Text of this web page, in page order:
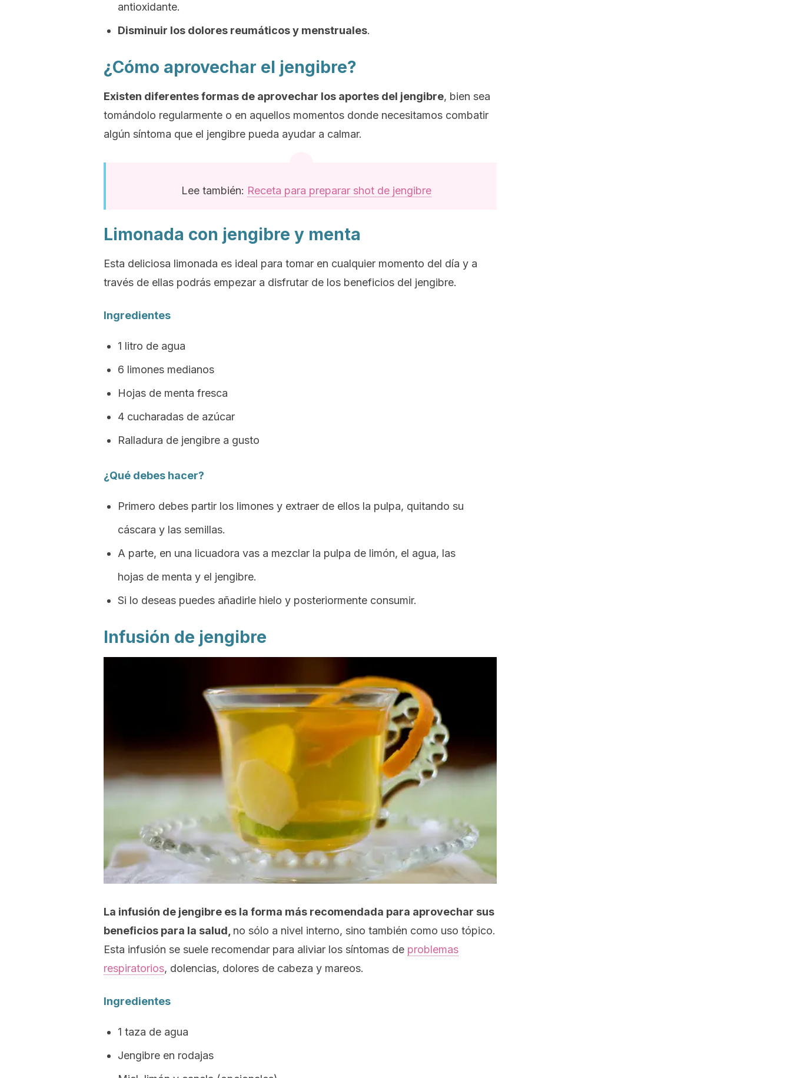
antioxidante.
Disminuir los dolores reumáticos y menstruales.
¿Cómo aprovechar el jengibre?
Existen diferentes formas de aprovechar los aportes del jengibre, bien sea
tomándolo regularmente o en aquellos momentos donde necesitamos combatir
algún síntoma que el jengibre pueda ayudar a calmar.
Lee también: Receta para preparar shot de jengibre
Limonada con jengibre y menta
Esta deliciosa limonada es ideal para tomar en cualquier momento del día y a
través de ellas podrás empezar a disfrutar de los beneficios del jengibre.
Ingredientes
1 litro de agua
6 limones medianos
Hojas de menta fresca
4 cucharadas de azúcar
Ralladura de jengibre a gusto
¿Qué debes hacer?
Primero debes partir los limones y extraer de ellos la pulpa, quitando su
cáscara y las semillas.
A parte, en una licuadora vas a mezclar la pulpa de limón, el agua, las
hojas de menta y el jengibre.
Si lo deseas puedes añadirle hielo y posteriormente consumir.
Infusión de jengibre
La infusión de jengibre es la forma más recomendada para aprovechar sus
beneficios para la salud, no sólo a nivel interno, sino también como uso tópico.
Esta infusión se suele recomendar para aliviar los síntomas de problemas
respiratorios, dolencias, dolores de cabeza y mareos.
Ingredientes
1 taza de agua
Jengibre en rodajas